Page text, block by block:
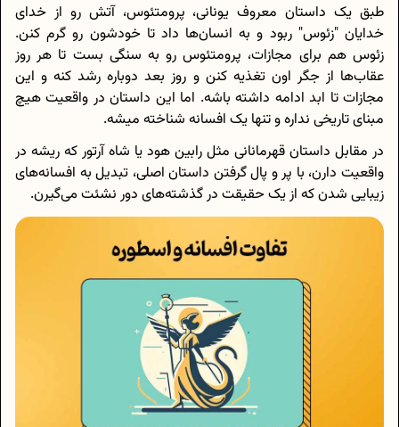
طبق یک داستان معروف یونانی، پرومتئوس، آتش رو از خدای
خدایان "زئوس" ربود و به انسان‌ها داد تا خودشون رو گرم کنن.
زئوس هم برای مجازات، پرومتئوس رو به سنگی بست تا هر روز
عقاب‌ها از جگر اون تغذیه کنن و روز بعد دوباره رشد کنه و این
مجازات تا ابد ادامه داشته باشه. اما این داستان در واقعیت هیچ
مبنای تاریخی نداره و تنها یک افسانه شناخته میشه.
در مقابل داستان قهرمانانی مثل رابین هود یا شاه آرتور که ریشه در
واقعیت دارن، با پر و پال گرفتن داستان اصلی، تبدیل به افسانه‌های
زیبایی شدن که از یک حقیقت در گذشته‌های دور نشئت می‌گیرن.